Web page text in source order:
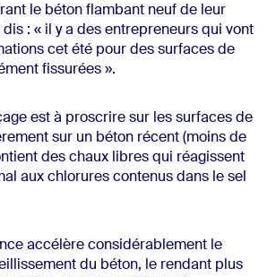
le béton flambant neuf de leur
: « il y a des entrepreneurs qui vont
cet été pour des surfaces de
fissurées ».
est à proscrire sur les surfaces de
sur un béton récent (moins de
des chaux libres qui réagissent
aux chlorures contenus dans le sel
accélère considérablement le
du béton, le rendant plus